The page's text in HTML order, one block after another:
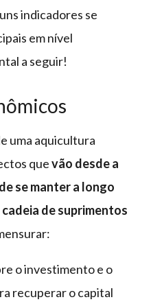
indicadores se
em nível
a seguir!
uma aquicultura
quevão desde a
se manter a longo
de suprimentos
o investimento e o
recuperar o capital